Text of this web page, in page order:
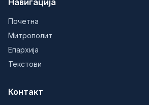
Навигација
Почетна
Митрополит
Епархија
Текстови
Контакт